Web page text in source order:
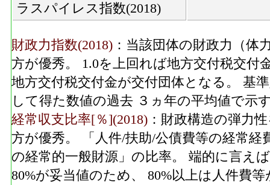
ラスパイレス指数(2018)
財政力指数(2018) ：当該団体の財政力（体
方が優秀。 1.0を上回れば地方交付税交付
地方交付税交付金が交付団体となる。 基
して得た数値の過去 ３ヵ年の平均値で示
経常収支比率[％](2018) ：財政構造の弾力
方が優秀。 「人件/扶助/公債費等の経常経
の経常的一般財源」の比率。 端的に言え
80%が妥当値のため、 80%以上は人件費